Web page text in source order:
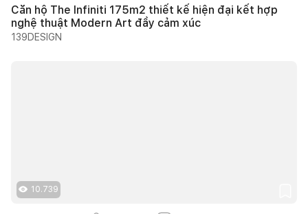
Căn hộ The Infiniti 175m2 thiết kế hiện đại kết hợp
nghệ thuật Modern Art đầy cảm xúc
139DESIGN
10.739